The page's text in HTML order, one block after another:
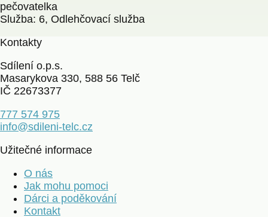
pečovatelka
Služba: 6, Odlehčovací služba
Kontakty
Sdílení o.p.s.
Masarykova 330, 588 56 Telč
IČ 22673377
777 574 975
info@sdileni-telc.cz
Užitečné informace
O nás
Jak mohu pomoci
Dárci a poděkování
Kontakt